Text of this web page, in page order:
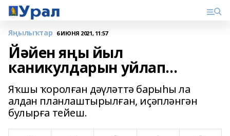
Яңылыҡтар 6 ИЮНЯ 2021, 11:57
Йәйен яңы йыл
каникулдарын уйлап...
Яҡшы ҡоролған дәүләттә барыһы ла
алдан планлаштырылған, иҫәпләнгән
булырға тейеш.